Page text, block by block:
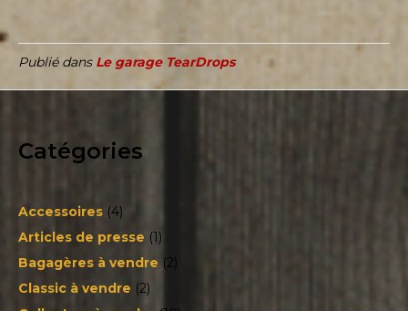
Publié dans Le garage TearDrops
Catégories
Accessoires (4)
Articles de presse (1)
Bagagères à vendre (2)
Classic à vendre (2)